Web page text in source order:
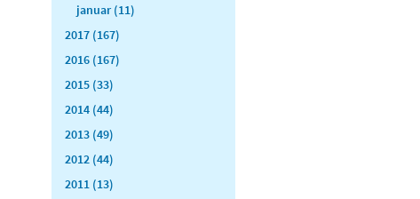
januar (11)
2017 (167)
2016 (167)
2015 (33)
2014 (44)
2013 (49)
2012 (44)
2011 (13)